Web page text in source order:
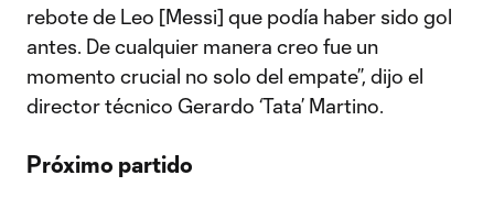
rebote de Leo [Messi] que podía haber sido gol
antes. De cualquier manera creo fue un
momento crucial no solo del empate”, dijo el
director técnico Gerardo ‘Tata’ Martino.
Próximo partido